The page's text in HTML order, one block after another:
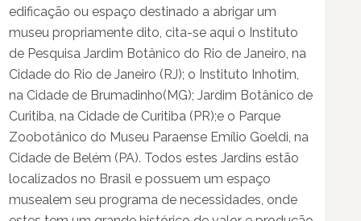
edificação ou espaço destinado a abrigar um
museu propriamente dito, cita-se aqui o Instituto
de Pesquisa Jardim Botânico do Rio de Janeiro, na
Cidade do Rio de Janeiro (RJ); o Instituto Inhotim,
na Cidade de Brumadinho(MG); Jardim Botânico de
Curitiba, na Cidade de Curitiba (PR);e o Parque
Zoobotânico do Museu Paraense Emílio Goeldi, na
Cidade de Belém (PA). Todos estes Jardins estão
localizados no Brasil e possuem um espaço
musealem seu programa de necessidades, onde